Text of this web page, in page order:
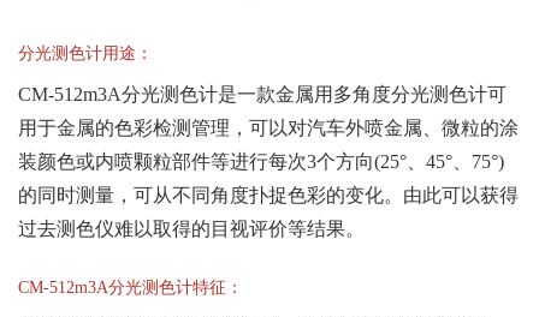
分光测色计用途：
CM-512m3A分光测色计是一款金属用多角度分光测色计可
用于金属的色彩检测管理，可以对汽车外喷金属、微粒的涂
装颜色或内喷颗粒部件等进行每次3个方向(25°、45°、75°)
的同时测量，可从不同角度扑捉色彩的变化。由此可以获得
过去测色仪难以取得的目视评价等结果。
CM-512m3A分光测色计特征：